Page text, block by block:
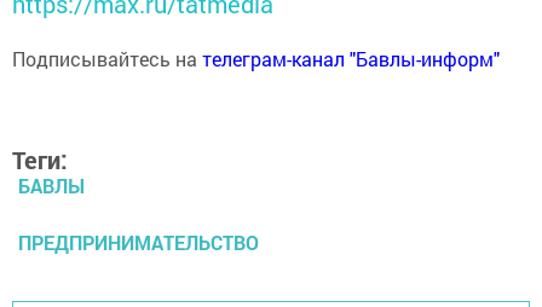
Подписывайтесь на телеграм-канал "Бавлы-информ"
Теги:
БАВЛЫ
ПРЕДПРИНИМАТЕЛЬСТВО